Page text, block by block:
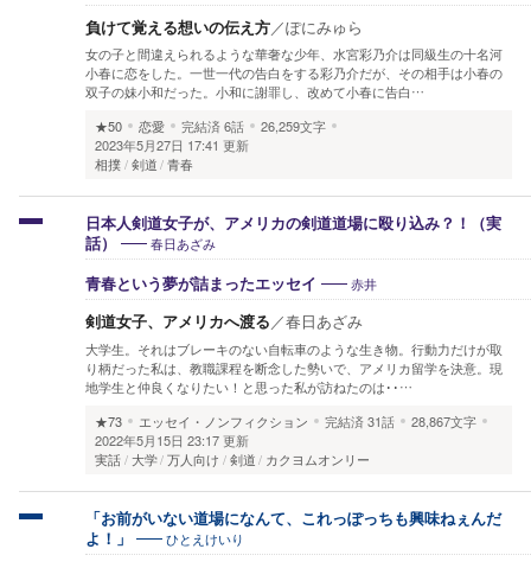
負けて覚える想いの伝え方／ぽにみゅら
女の子と間違えられるような華奢な少年、水宮彩乃介は同級生の十名河
小春に恋をした。一世一代の告白をする彩乃介だが、その相手は小春の
双子の妹小和だった。小和に謝罪し、改めて小春に告白…
★50
恋愛 完結済6話
26,259文字
2023年5月27日 17:41 更新
相撲 剣道 青春
日本人剣道女子が、アメリカの剣道道場に殴り込み？！（実
話）
春日あざみ
青春という夢が詰まったエッセイ 赤井
剣道女子、アメリカへ渡る／春日あざみ
大学生。それはブレーキのない自転車のような生き物。行動力だけが取
り柄だった私は、教職課程を断念した勢いで、アメリカ留学を決意。現
地学生と仲良くなりたい！と思った私が訪ねたのは･･…
★73
エッセイ・ノンフィクション 完結済31話
28,867文字
2022年5月15日 23:17 更新
実話 大学 万人向け 剣道 カクヨムオンリー
「お前がいない道場になんて、これっぽっちも興味ねぇんだ
よ！」
ひとえけいり